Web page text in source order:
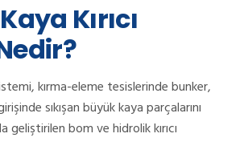
Kırıcı
kırma-eleme tesislerinde bunker,
sıkışan büyük kaya parçalarını
geliştirilen bom ve hidrolik kırıcı